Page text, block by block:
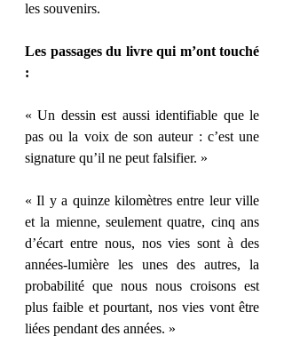
les souvenirs.
Les passages du livre qui m’ont touché
:
« Un dessin est aussi identifiable que le
pas ou la voix de son auteur : c’est une
signature qu’il ne peut falsifier. »
« Il y a quinze kilomètres entre leur ville
et la mienne, seulement quatre, cinq ans
d’écart entre nous, nos vies sont à des
années-lumière les unes des autres, la
probabilité que nous nous croisons est
plus faible et pourtant, nos vies vont être
liées pendant des années. »